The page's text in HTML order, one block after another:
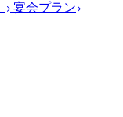
宴会プラン